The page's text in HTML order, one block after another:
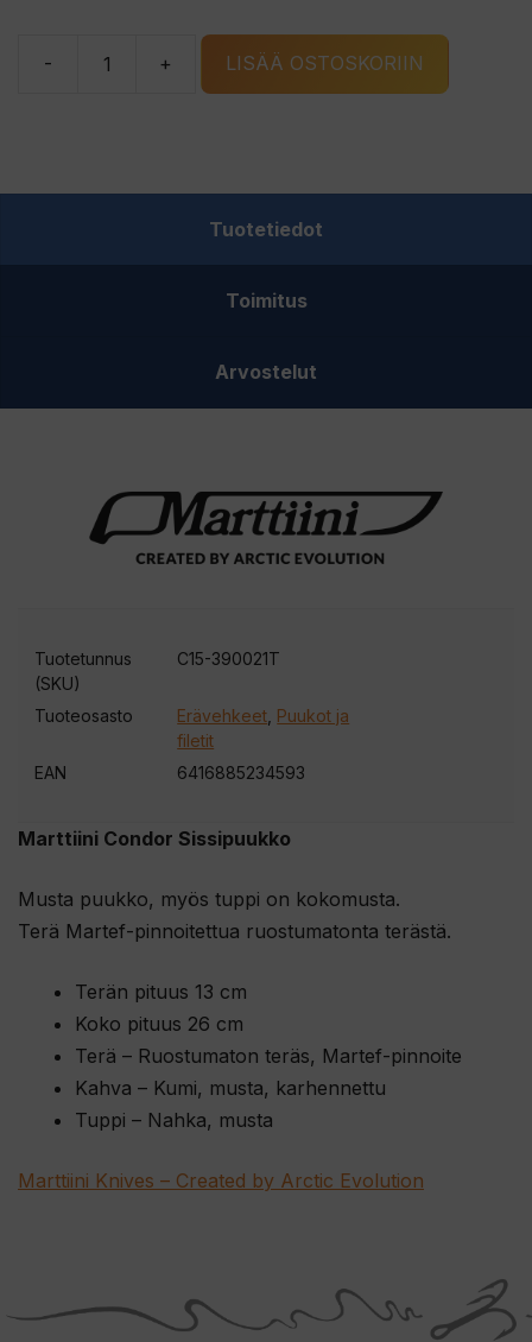
-
Marttiini
+ LISÄÄ OSTOSKORIIN
Tuotetiedot
Toimitus
Arvostelut
Marttiini Condor Sissipuukko
Musta puukko, myös tuppi on kokomusta.
Terä Martef-pinnoitettua ruostumatonta terästä.
Terän pituus 13 cm
Koko pituus 26 cm
Terä – Ruostumaton teräs, Martef-pinnoite
Kahva – Kumi, musta, karhennettu
Tuppi – Nahka, musta
Marttiini Knives – Created by Arctic Evolution
Tuotetunnus
(SKU)
C15-390021T
Tuoteosasto Erävehkeet Puukot ja
filetit
EAN
6416885234593